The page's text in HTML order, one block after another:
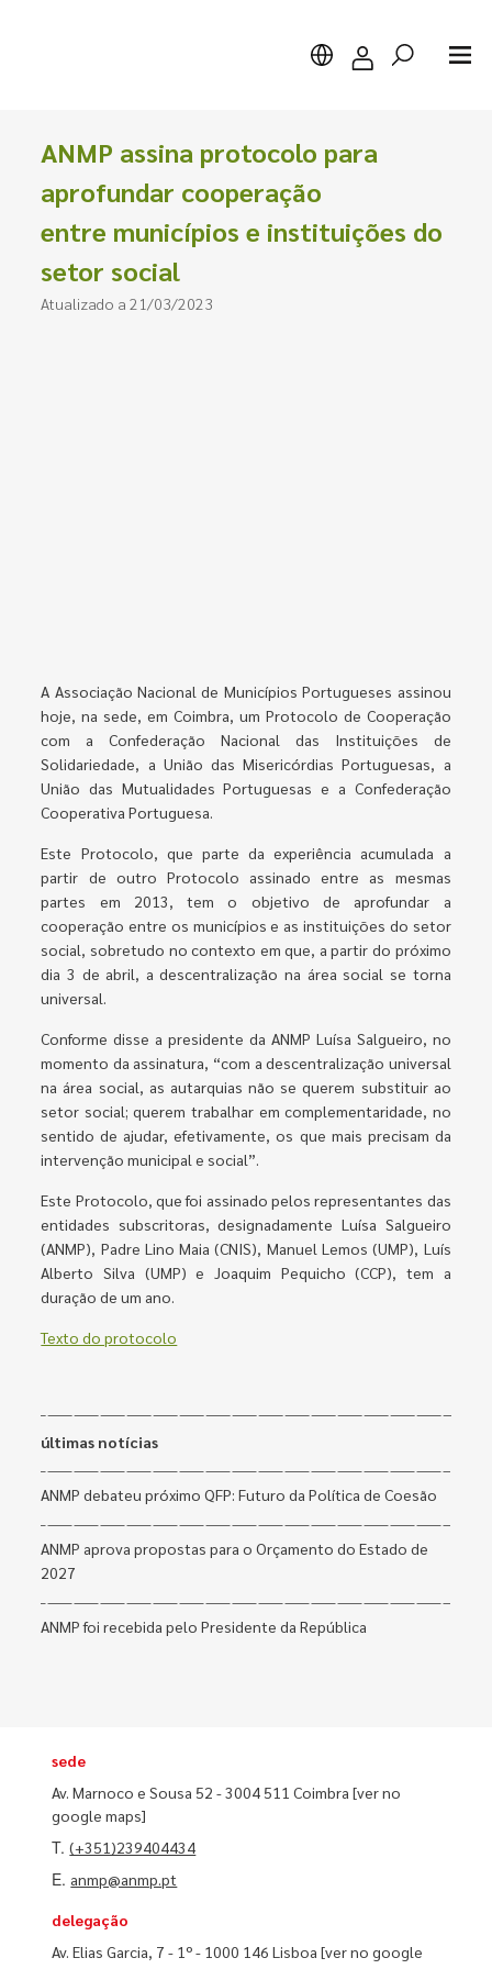
Pesquisar
ANMP assina protocolo para
aprofundar cooperação
entre municípios e instituições do
setor social
Atualizado a 21/03/2023
A Associação Nacional de Municípios Portugueses assinou
hoje, na sede, em Coimbra, um Protocolo de Cooperação
com a Confederação Nacional das Instituições de
Solidariedade, a União das Misericórdias Portuguesas, a
União das Mutualidades Portuguesas e a Confederação
Cooperativa Portuguesa.
Este Protocolo, que parte da experiência acumulada a
partir de outro Protocolo assinado entre as mesmas
partes em 2013, tem o objetivo de aprofundar a
cooperação entre os municípios e as instituições do setor
social, sobretudo no contexto em que, a partir do próximo
dia 3 de abril, a descentralização na área social se torna
universal.
Conforme disse a presidente da ANMP Luísa Salgueiro, no
momento da assinatura, “com a descentralização universal
na área social, as autarquias não se querem substituir ao
setor social; querem trabalhar em complementaridade, no
sentido de ajudar, efetivamente, os que mais precisam da
intervenção municipal e social”.
Este Protocolo, que foi assinado pelos representantes das
entidades subscritoras, designadamente Luísa Salgueiro
(ANMP), Padre Lino Maia (CNIS), Manuel Lemos (UMP), Luís
Alberto Silva (UMP) e Joaquim Pequicho (CCP), tem a
duração de um ano.
Texto do protocolo
últimas notícias
ANMP debateu próximo QFP: Futuro da Política de Coesão
ANMP aprova propostas para o Orçamento do Estado de
2027
ANMP foi recebida pelo Presidente da República
sede
Av. Marnoco e Sousa 52 - 3004 511 Coimbra[ver no
google maps]
T.(+351)239404434
E. anmp@anmp.pt
delegação
Av. Elias Garcia, 7 - 1º - 1000 146 Lisboa[ver no google